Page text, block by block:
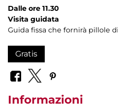
Dalle ore 11.30
Visita guidata
Guida fissa che fornirà pillole
Gratis
Informazioni